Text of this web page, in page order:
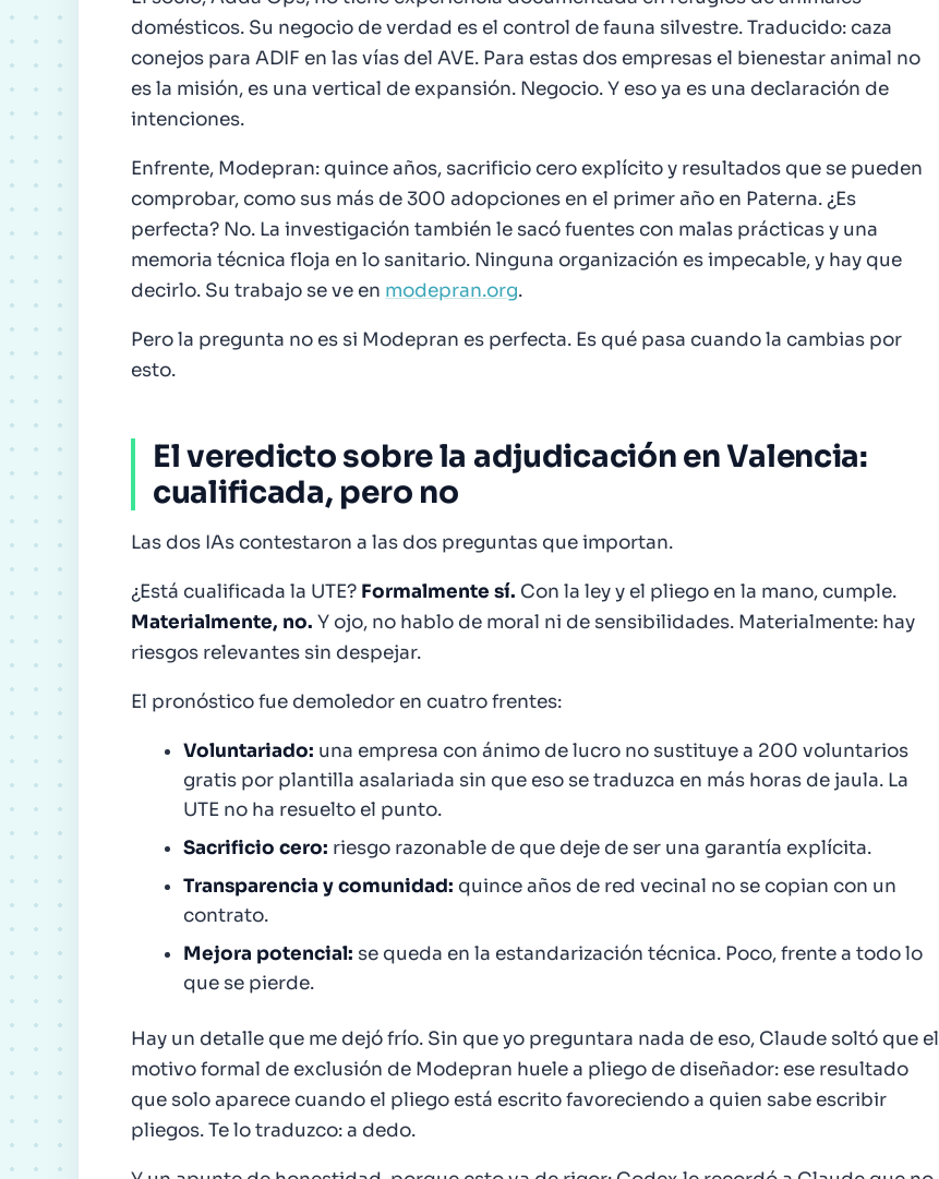
domésticos. Su negocio de verdad es el control de fauna silvestre. Traducido: caza
conejos para ADIF en las vías del AVE. Para estas dos empresas el bienestar animal no
es la misión, es una vertical de expansión. Negocio. Y eso ya es una declaración de
intenciones.
Enfrente, Modepran: quince años, sacrificio cero explícito y resultados que se pueden
comprobar, como sus más de 300 adopciones en el primer año en Paterna. ¿Es
perfecta? No. La investigación también le sacó fuentes con malas prácticas y una
memoria técnica floja en lo sanitario. Ninguna organización es impecable, y hay que
decirlo. Su trabajo se ve en modepran.org.
Pero la pregunta no es si Modepran es perfecta. Es qué pasa cuando la cambias por
esto.
El veredicto sobre la adjudicación en Valencia:
cualificada, pero no
Las dos IAs contestaron a las dos preguntas que importan.
¿Está cualificada la UTE? Formalmente sí. Con la ley y el pliego en la mano, cumple.
Materialmente, no. Y ojo, no hablo de moral ni de sensibilidades. Materialmente: hay
riesgos relevantes sin despejar.
El pronóstico fue demoledor en cuatro frentes:
Voluntariado: una empresa con ánimo de lucro no sustituye a 200 voluntarios
gratis por plantilla asalariada sin que eso se traduzca en más horas de jaula. La
UTE no ha resuelto el punto.
Sacrificio cero: riesgo razonable de que deje de ser una garantía explícita.
Transparencia y comunidad: quince años de red vecinal no se copian con un
contrato.
Mejora potencial: se queda en la estandarización técnica. Poco, frente a todo lo
que se pierde.
Hay un detalle que me dejó frío. Sin que yo preguntara nada de eso, Claude soltó que el
motivo formal de exclusión de Modepran huele a pliego de diseñador: ese resultado
que solo aparece cuando el pliego está escrito favoreciendo a quien sabe escribir
pliegos. Te lo traduzco: a dedo.